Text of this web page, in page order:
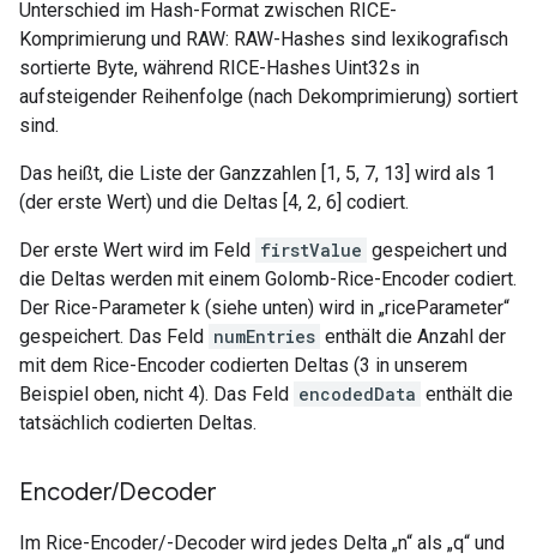
Unterschied im Hash-Format zwischen RICE-
Komprimierung und RAW: RAW-Hashes sind lexikografisch
sortierte Byte, während RICE-Hashes Uint32s in
aufsteigender Reihenfolge (nach Dekomprimierung) sortiert
sind.
Das heißt, die Liste der Ganzzahlen [1, 5, 7, 13] wird als 1
(der erste Wert) und die Deltas [4, 2, 6] codiert.
Der erste Wert wird im Feld firstValue gespeichert und
die Deltas werden mit einem Golomb-Rice-Encoder codiert.
Der Rice-Parameter k (siehe unten) wird in „riceParameter“
gespeichert. Das Feld numEntries enthält die Anzahl der
mit dem Rice-Encoder codierten Deltas (3 in unserem
Beispiel oben, nicht 4). Das Feld encodedData enthält die
tatsächlich codierten Deltas.
Encoder/Decoder
Im Rice-Encoder/-Decoder wird jedes Delta „n“ als „q“ und